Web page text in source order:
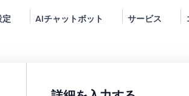
定 AIチャットボット サービス